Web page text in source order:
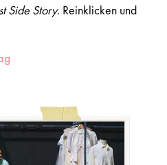
Side Story. Reinklicken und